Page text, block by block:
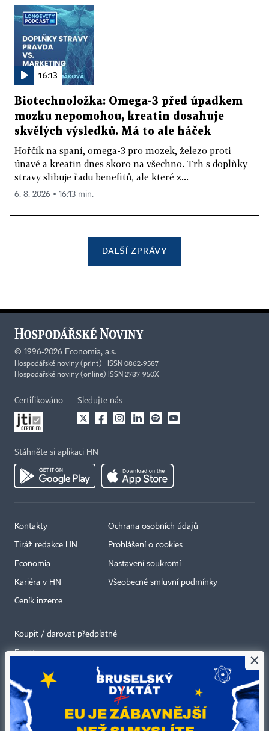
16:13
Biotechnoložka: Omega-3 před úpadkem
mozku nepomohou, kreatin dosahuje
skvělých výsledků. Má to ale háček
Hořčík na spaní, omega-3 pro mozek, železo proti
únavě a kreatin dnes skoro na všechno. Trh s doplňky
stravy slibuje řadu benefitů, ale které z...
6. 8. 2026 ▪ 16:13 min.
DALŠÍ ZPRÁVY
© 1996-2026 Economia, a.s.
Hospodářské noviny (print) ISSN 0862-9587
Hospodářské noviny (online) ISSN 2787-950X
Certifikováno Sledujte nás
Stáhněte si aplikaci HN
Kontakty
Tiráž redakce HN
Economia
Kariéra v HN
Ceník inzerce
Ochrana osobních údajů
Prohlášení o cookies
Nastavení soukromí
Všeobecné smluvní podmínky
Koupit / darovat předplatné
Eventy
Newslettery
RSS kanály
×